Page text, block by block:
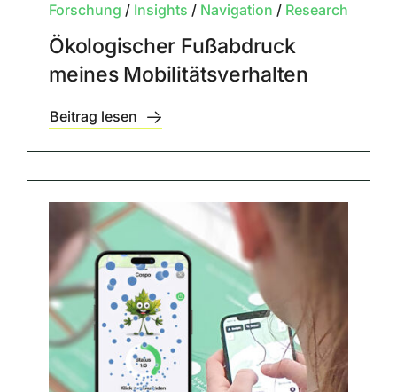
Forschung / Insights / Navigation / Research
Ökologischer Fußabdruck
meines Mobilitätsverhalten
Beitrag lesen